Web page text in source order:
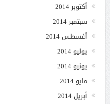
أكتوبر 2014
سبتمبر 2014
أغسطس 2014
يوليو 2014
يونيو 2014
مايو 2014
أبريل 2014